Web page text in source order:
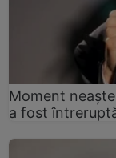
Moment
a fost